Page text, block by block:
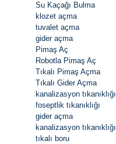
Su Kaçağı Bulma
klozet açma
tuvalet açma
gider açma
Pimaş Aç
Robotla Pimaş Aç
Tıkalı Pimaş Açma
Tıkalı Gider Açma
kanalizasyon tıkanıklığı
foseptlik tıkanıklığı
gider açma
kanalizasyon tıkanıklığı
tıkalı boru